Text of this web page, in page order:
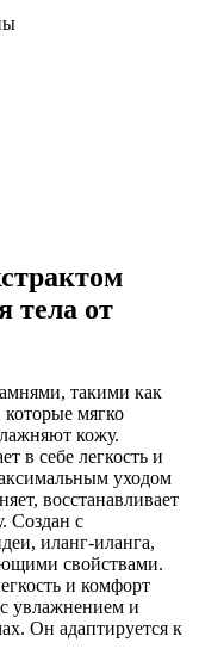
тела от
такими как
которые мягко
кожу.
в себе легкость и
уходом
восстанавливает
Создан с
иланг-иланга,
свойствами.
и комфорт
увлажнением и
Он адаптируется к